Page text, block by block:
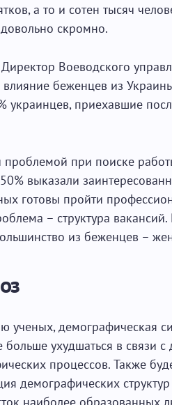
а то и сотен тысяч
скромно.
Воеводского
беженцев из
украинцев, приехавшие
при поиске
выказали
готовы пройти
– структура
из беженцев –
ученых, демографическая
больше ухудшаться в связи
процессов. Также
демографических